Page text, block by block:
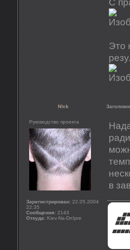
С
Это
N!ck
Руководство проекта
Зарегистрирован: 22.05.2004
22:35
Сообщения: 2143
Откуда: Kiev-Na-Dn!pre
в